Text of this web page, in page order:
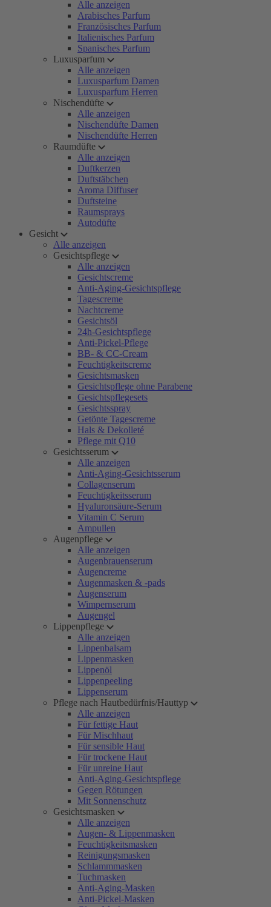
Alle anzeigen
Arabisches Parfum
Französisches Parfum
Italienisches Parfum
Spanisches Parfum
Luxusparfum
Alle anzeigen
Luxusparfum Damen
Luxusparfum Herren
Nischendüfte
Alle anzeigen
Nischendüfte Damen
Nischendüfte Herren
Raumdüfte
Alle anzeigen
Duftkerzen
Duftstäbchen
Aroma Diffuser
Duftsteine
Raumsprays
Autodüfte
Gesicht
Alle anzeigen
Gesichtspflege
Alle anzeigen
Gesichtscreme
Anti-Aging-Gesichtspflege
Tagescreme
Nachtcreme
Gesichtsöl
24h-Gesichtspflege
Anti-Pickel-Pflege
BB- & CC-Cream
Feuchtigkeitscreme
Gesichtsmasken
Gesichtspflege ohne Parabene
Gesichtspflegesets
Gesichtsspray
Getönte Tagescreme
Hals & Dekolleté
Pflege mit Q10
Gesichtsserum
Alle anzeigen
Anti-Aging-Gesichtsserum
Collagenserum
Feuchtigkeitsserum
Hyaluronsäure-Serum
Vitamin C Serum
Ampullen
Augenpflege
Alle anzeigen
Augenbrauenserum
Augencreme
Augenmasken & -pads
Augenserum
Wimpernserum
Augengel
Lippenpflege
Alle anzeigen
Lippenbalsam
Lippenmasken
Lippenöl
Lippenpeeling
Lippenserum
Pflege nach Hautbedürfnis/Hauttyp
Alle anzeigen
Für fettige Haut
Für Mischhaut
Für sensible Haut
Für trockene Haut
Für unreine Haut
Anti-Aging-Gesichtspflege
Gegen Rötungen
Mit Sonnenschutz
Gesichtsmasken
Alle anzeigen
Augen- & Lippenmasken
Feuchtigkeitsmasken
Reinigungsmasken
Schlammmasken
Tuchmasken
Anti-Aging-Masken
Anti-Pickel-Masken